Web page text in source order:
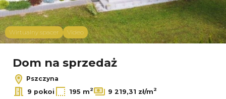
Wirtualny spacer Video
Dom na sprzedaż
Pszczyna
9 pokoi
195 m2 9 219,31 zł/m2